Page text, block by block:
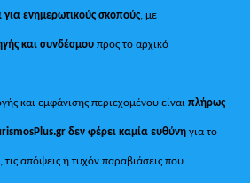
για ενημερωτικούς σκοπούς, με
και συνδέσμου προς το αρχικό
και εμφάνισης περιεχομένου είναιπλήρως
δεν φέρει καμία ευθύνη για το
τις απόψεις ή τυχόν παραβιάσεις που